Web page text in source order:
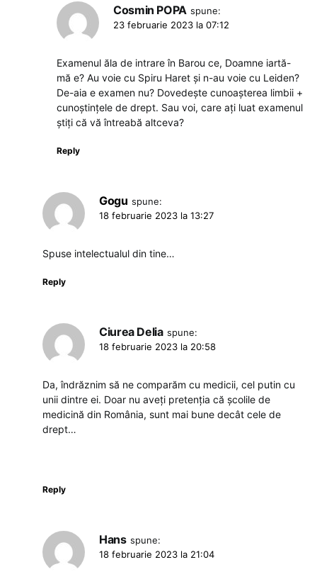
Cosmin POPA spune:
23 februarie 2023 la 07:12
Examenul ăla de intrare în Barou ce, Doamne iartă-
mă e? Au voie cu Spiru Haret și n-au voie cu Leiden?
De-aia e examen nu? Dovedește cunoașterea limbii +
cunoștințele de drept. Sau voi, care ați luat examenul
știți că vă întreabă altceva?
Reply
Gogu spune:
18 februarie 2023 la 13:27
Spuse intelectualul din tine…
Reply
Ciurea Delia spune:
18 februarie 2023 la 20:58
Da, îndrăznim să ne comparăm cu medicii, cel putin cu
unii dintre ei. Doar nu aveți pretenția că școlile de
medicină din România, sunt mai bune decât cele de
drept…
Reply
Hans spune:
18 februarie 2023 la 21:04